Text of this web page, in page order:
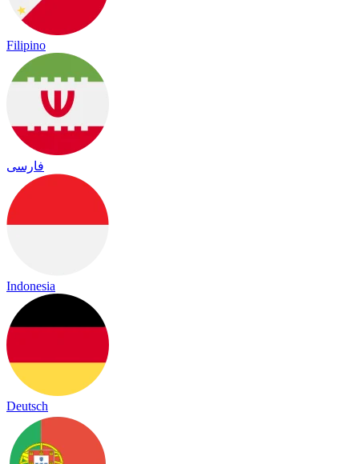
Filipino
فارسی
Indonesia
Deutsch